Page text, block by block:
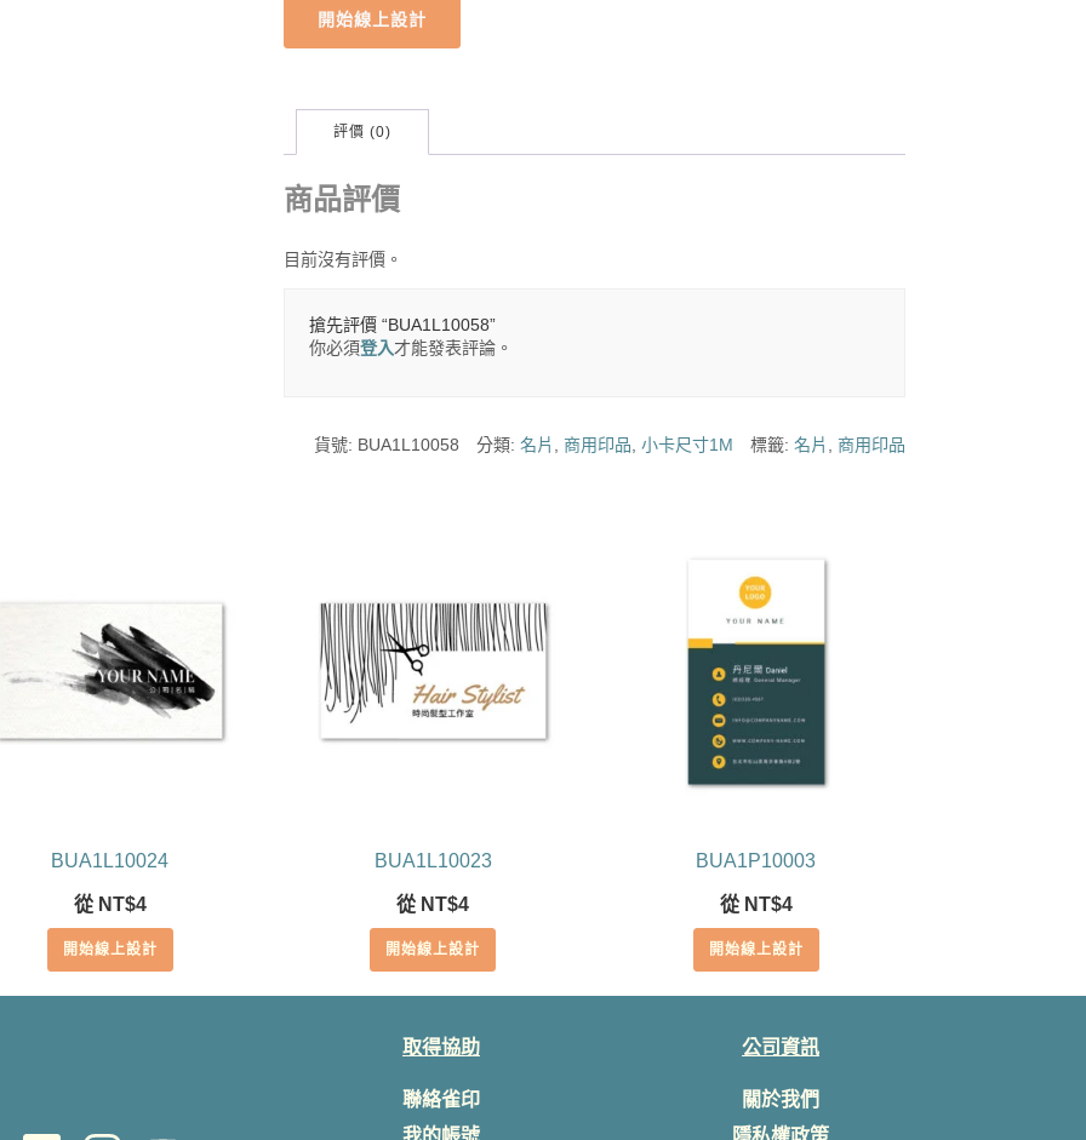
開始線上設計
評價 (0)
商品評價
目前沒有評價。
搶先評價 “BUA1L10058”
你必須登入才能發表評論。
貨號: BUA1L10058 分類:名片 ,商用印品,小卡尺寸1M 標籤:名片 ,商用印品
BUA1L10024
從 NT$4
開始線上設計
BUA1L10023
從 NT$4
開始線上設計
BUA1P10003
從 NT$4
開始線上設計
取得協助
聯絡雀印
公司資訊
關於我們